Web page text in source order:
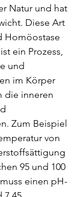
Natur und hat
Diese Art
Homöostase
ein Prozess,
und
im Körper
die inneren
Zum Beispiel
von
95 und 100
einen pH-